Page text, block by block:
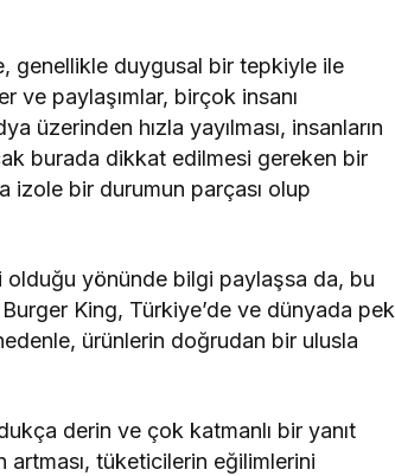
genellikle duygusal bir tepkiyle ile
ve paylaşımlar, birçok insanı
üzerinden hızla yayılması, insanların
burada dikkat edilmesi gereken bir
izole bir durumun parçası olup
olduğu yönünde bilgi paylaşsa da, bu
King, Türkiye’de ve dünyada pek
ürünlerin doğrudan bir ulusla
derin ve çok katmanlı bir yanıt
tüketicilerin eğilimlerini